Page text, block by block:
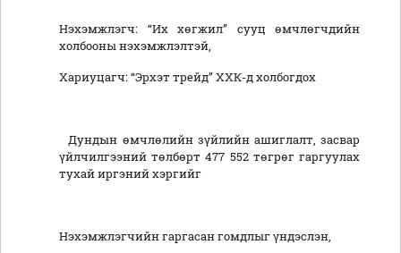
Нэхэмжлэгч: “Их хөгжил” сууц өмчлөгчдийн
холбооны нэхэмжлэлтэй,
Хариуцагч: “Эрхэт трейд” ХХК-д холбогдох
Дундын өмчлөлийн зүйлийн ашиглалт, засвар
үйлчилгээний төлбөрт 477 552 төгрөг гаргуулах
тухай иргэний хэргийг
Нэхэмжлэгчийн гаргасан гомдлыг үндэслэн,